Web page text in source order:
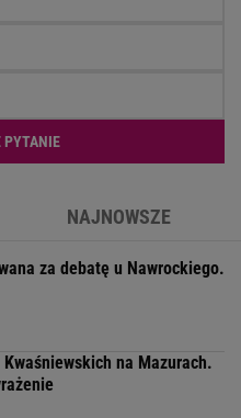
PYTANIE
NAJNOWSZE
za debatę u Nawrockiego.
na Mazurach.